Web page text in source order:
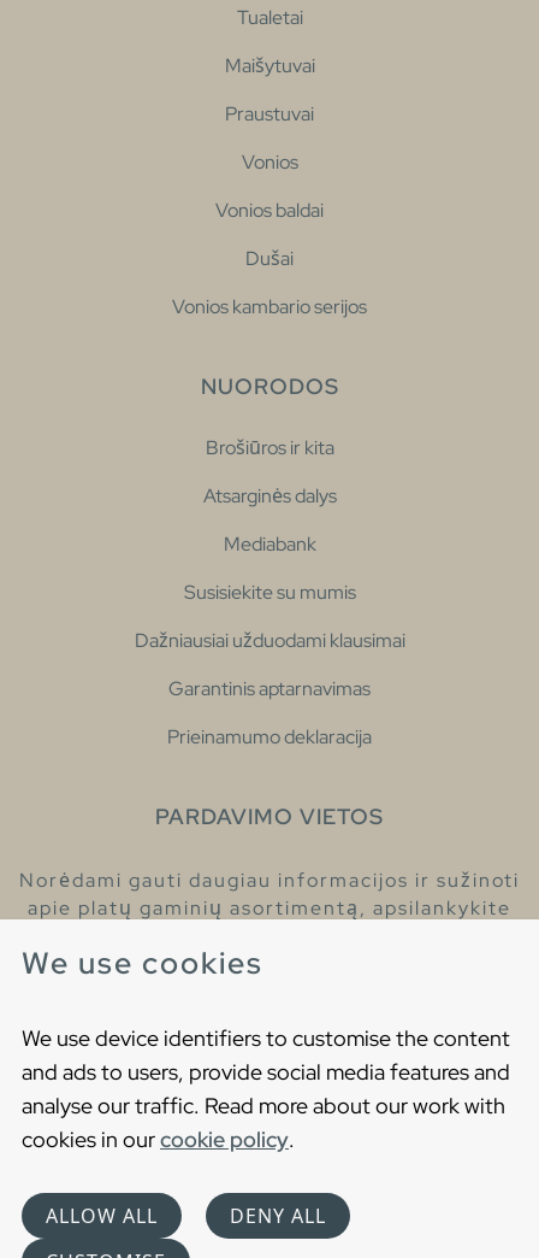
We use cookies
We use device identifiers to customise the content
and ads to users, provide social media features and
analyse our traffic. Read more about our work with
cookies in ourcookie policy.
ALLOW ALL
DENY ALL
Tualetai
Maišytuvai
Praustuvai
Vonios
Vonios baldai
Dušai
Vonios kambario serijos
NUORODOS
Brošiūros ir kita
Atsarginės dalys
Mediabank
Susisiekite su mumis
Dažniausiai užduodami klausimai
Garantinis aptarnavimas
Prieinamumo deklaracija
PARDAVIMO VIETOS
Norėdami gauti daugiau informacijos ir sužinoti
apie platų gaminių asortimentą, apsilankykite
Cookies
Privatumo politika
Choose language